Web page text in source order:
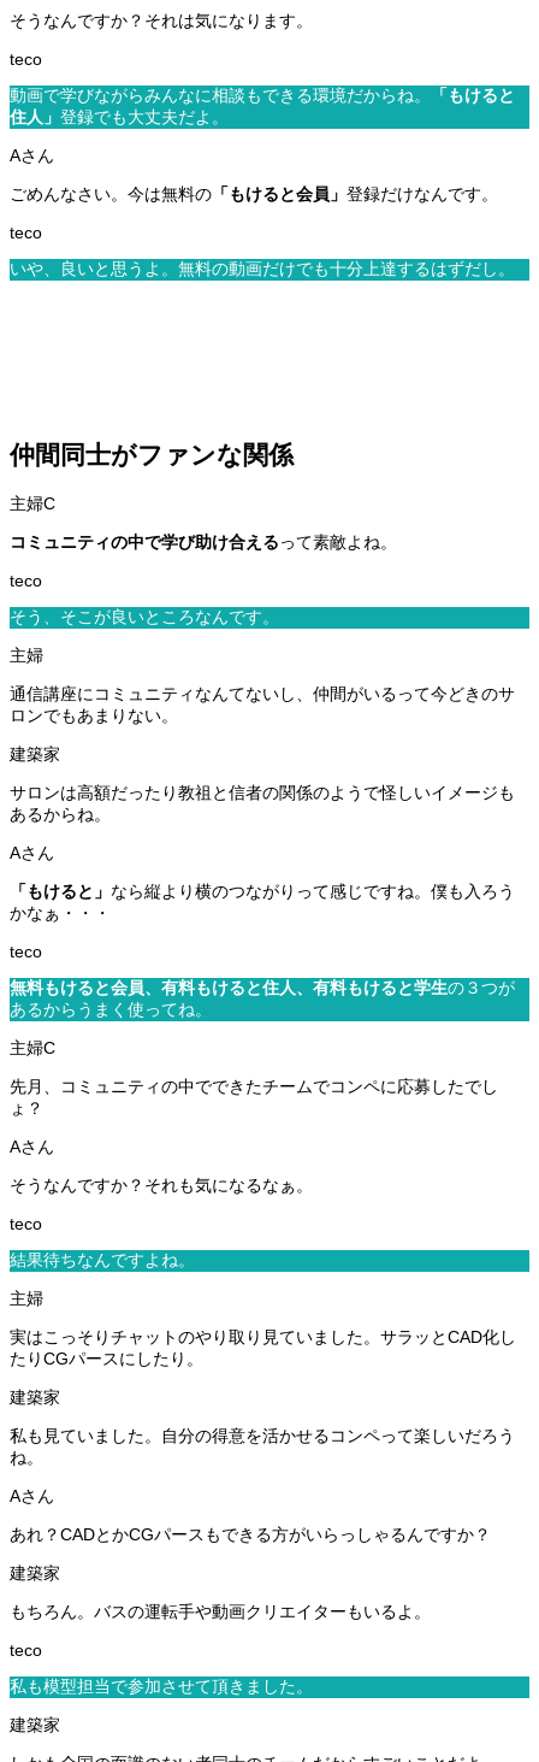
そうなんですか？それは気になります。
動画で学びながらみんなに相談もできる環境だからね。
「もけると
住人」 登録でも大丈夫だよ。
ごめんなさい。今は無料の 「もけると会員」 登録だけなんです。
いや、良いと思うよ。無料の動画だけでも十分上達するはずだし。
仲間同士がファンな関係
コミュニティの中で学び助け合えるって素敵よね。
そう、そこが良いところなんです。
通信講座にコミュニティなんてないし、仲間がいるって今どきのサ
ロンでもあまりない。
サロンは高額だったり教祖と信者の関係のようで怪しいイメージも
あるからね。
「もけると」 なら縦より横のつながりって感じですね。僕も入ろう
かなぁ・・・
無料もけると会員、有料もけると住人、有料もけると学生の３つが
あるからうまく使ってね。
先月、コミュニティの中でできたチームでコンペに応募したでし
ょ？
そうなんですか？それも気になるなぁ。
結果待ちなんですよね。
実はこっそりチャットのやり取り見ていました。サラッとCAD化し
たりCGパースにしたり。
私も見ていました。自分の得意を活かせるコンペって楽しいだろう
ね。
あれ？CADとかCGパースもできる方がいらっしゃるんですか？
もちろん。バスの運転手や動画クリエイターもいるよ。
私も模型担当で参加させて頂きました。